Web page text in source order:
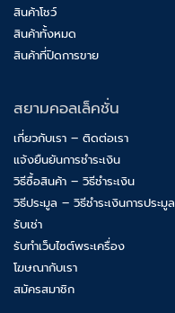
สินค้าโชว์
สินค้าทั้งหมด
สินค้าที่ปิดการขาย
สยามคอลเล็คชั่น
เกี่ยวกับเรา – ติดต่อเรา
แจ้งยืนยันการชำระเงิน
วิธีซื้อสินค้า – วิธีชำระเงิน
วิธีประมูล – วิธีชำระเงินการประมูล
รับเช่า
รับทำเว็บไซต์พระเครื่อง
โฆษณากับเรา
สมัครสมาชิก